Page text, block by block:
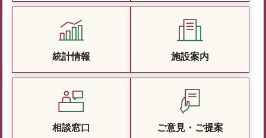
統計情報 施設案内
相談窓口 ご意見・ご提案